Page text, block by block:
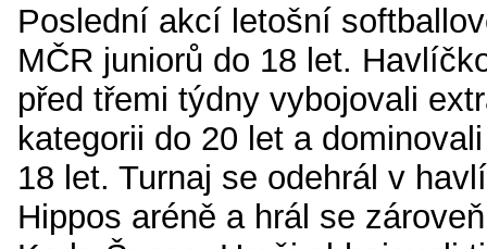
Poslední akcí letošní
MČR juniorů do 18 let.
před třemi týdny vybojovali
kategorii do 20 let a
18 let. Turnaj se odehrál v
Hippos aréně a hrál se